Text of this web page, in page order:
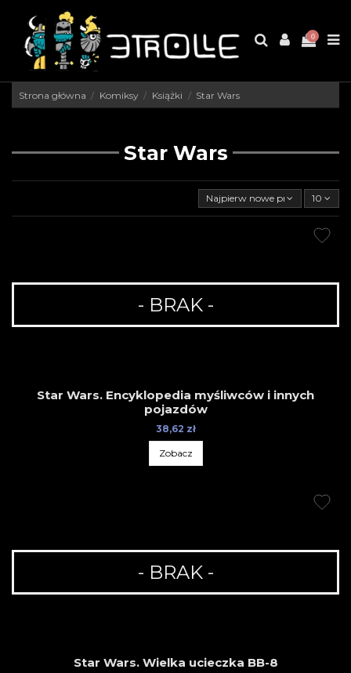
0
Strona główna Komiksy Książki Star Wars
Star Wars
Najpierw nowe produkty10
- BRAK -
Star Wars. Encyklopedia myśliwców i innych
pojazdów
38,62 zł
Zobacz
- BRAK -
Star Wars. Wielka ucieczka BB-8